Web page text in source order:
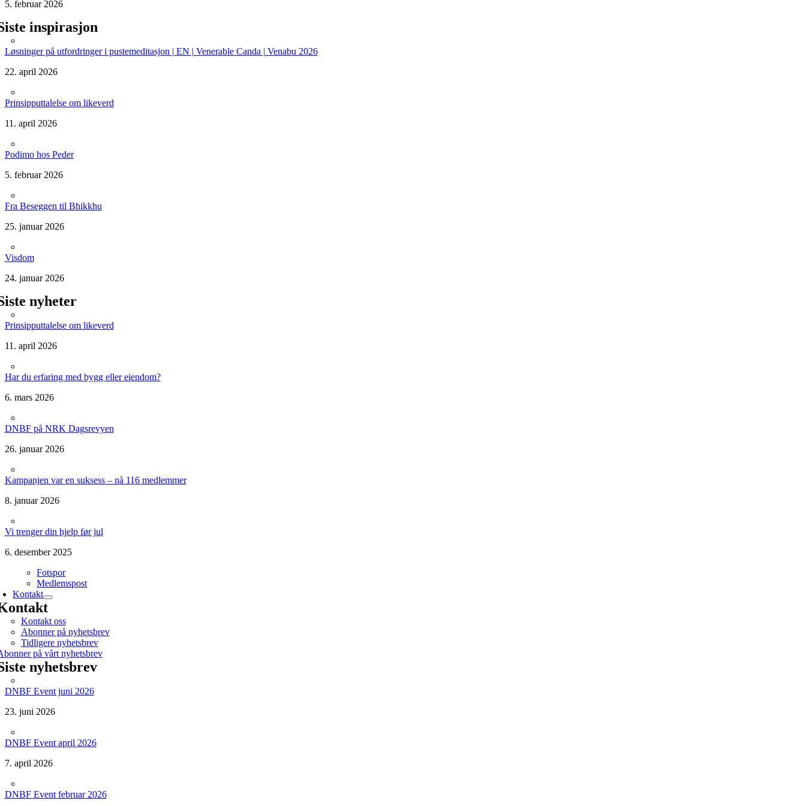
5. februar 2026
inspirasjon
Løsninger på utfordringer i pustemeditasjon | EN | Venerable Canda | Venabu 2026
22. april 2026
Prinsipputtalelse om likeverd
11. april 2026
Podimo hos Peder
5. februar 2026
Fra Beseggen til Bhikkhu
25. januar 2026
Visdom
24. januar 2026
nyheter
Prinsipputtalelse om likeverd
11. april 2026
Har du erfaring med bygg eller eiendom?
6. mars 2026
DNBF på NRK Dagsrevyen
26. januar 2026
Kampanjen var en suksess – nå 116 medlemmer
8. januar 2026
Vi trenger din hjelp før jul
6. desember 2025
Fotspor
Medlemspost
Kontakt
Kontakt oss
Abonner på nyhetsbrev
Tidligere nyhetsbrev
på vårt nyhetsbrev
nyhetsbrev
DNBF Event juni 2026
23. juni 2026
DNBF Event april 2026
7. april 2026
DNBF Event februar 2026